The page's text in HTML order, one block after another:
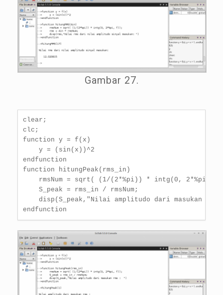
Gambar 27.
clear;
clc;
function y = f(x)
    y = (sin(x))^2
endfunction
function hitungPeak(rms_in)
rmsNum = sqrt( (1/(2*%pi)) * intg(0, 2*%pi,
    S_peak = rms_in / rmsNum;
disp(S_peak,"Nilai amplitudo dari masukan rms
endfunction